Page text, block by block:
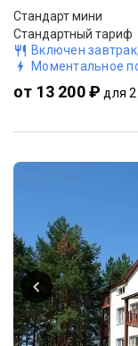
Стандарт мини
Стандартный тариф
Включен
Моментальное
от 13 200 ₽ для 2